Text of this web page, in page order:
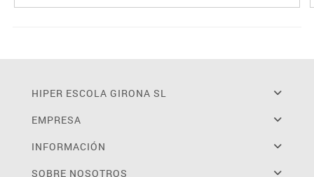
HIPER ESCOLA GIRONA SL
EMPRESA
INFORMACIÓN
SOBRE NOSOTROS